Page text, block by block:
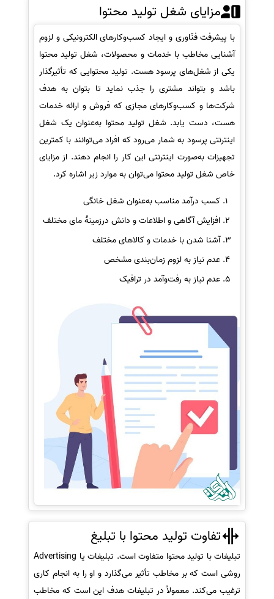
مزایای شغل تولید محتوا
با پیشرفت فنّاوری و ایجاد کسب‌وکارهای الکترونیکی و لزوم
آشنایی مخاطب با خدمات و محصولات، شغل تولید محتوا
یکی از شغل‌های پرسود هست. تولید محتوایی که تأثیرگذار
باشد و بتواند مشتری را جذب نماید تا بتوان به هدف
شرکت‌ها و کسب‌وکارهای مجازی که فروش و ارائه خدمات
هست، دست یابد. شغل تولید محتوا به‌عنوان یک شغل
اینترنتی پرسود به شمار می‌رود که افراد می‌توانند با کمترین
تجهیزات به‌صورت اینترنتی این کار را انجام دهند. از مزایای
خاص شغل تولید محتوا می‌توان به موارد زیر اشاره کرد.
کسب درآمد مناسب به‌عنوان شغل خانگی
افزایش آگاهی و اطلاعات و دانش درزمینهٔ مای مختلف
آشنا شدن با خدمات و کالاهای مختلف
عدم نیاز به لزوم زمان‌بندی مشخص
عدم نیاز به رفت‌وآمد در ترافیک
تفاوت تولید محتوا با تبلیغ
تبلیغات با تولید محتوا متفاوت است. تبلیغات یا Advertising
روشی است که بر مخاطب تأثیر می‌گذارد و او را به انجام کاری
ترغیب می‌کند. معمولاً در تبلیغات هدف این است که مخاطب